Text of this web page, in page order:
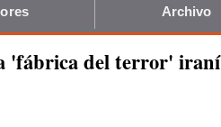
Archivo
'fábrica del terror' iraní